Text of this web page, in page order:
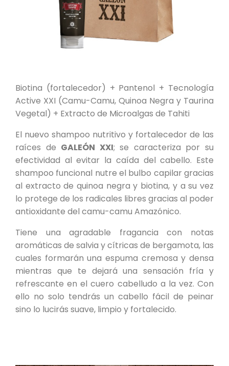
Biotina (fortalecedor) + Pantenol + Tecnología
Active XXI (Camu-Camu, Quinoa Negra y Taurina
Vegetal) + Extracto de Microalgas de Tahiti
El nuevo shampoo nutritivo y fortalecedor de las
raíces de GALEÓN XXI; se caracteriza por su
efectividad al evitar la caída del cabello. Este
shampoo funcional nutre el bulbo capilar gracias
al extracto de quinoa negra y biotina, y a su vez
lo protege de los radicales libres gracias al poder
antioxidante del camu-camu Amazónico.
Tiene una agradable fragancia con notas
aromáticas de salvia y cítricas de bergamota, las
cuales formarán una espuma cremosa y densa
mientras que te dejará una sensación fría y
refrescante en el cuero cabelludo a la vez. Con
ello no solo tendrás un cabello fácil de peinar
sino lo lucirás suave, limpio y fortalecido.